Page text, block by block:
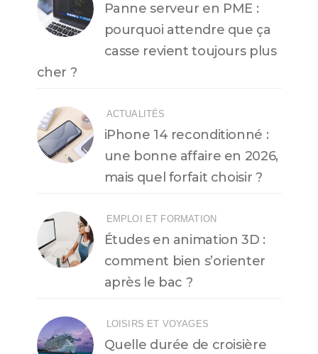
Panne serveur en PME :
pourquoi attendre que ça
casse revient toujours plus
cher ?
ACTUALITÉS
iPhone 14 reconditionné :
une bonne affaire en 2026,
mais quel forfait choisir ?
EMPLOI ET FORMATION
Études en animation 3D :
comment bien s’orienter
après le bac ?
LOISIRS ET VOYAGES
Quelle durée de croisière